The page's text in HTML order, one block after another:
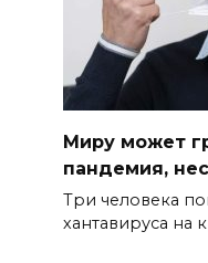
Миру может
пандемия,
Три человека
хантавируса на